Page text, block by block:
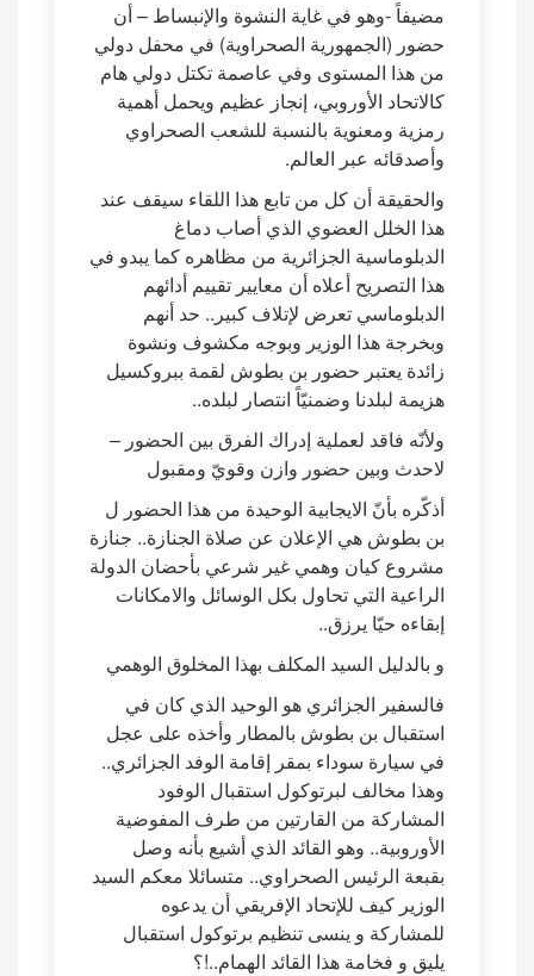
مضيفاً -وهو في غاية النشوة والإنبساط – أن
حضور (الجمهورية الصحراوية) في محفل دولي
من هذا المستوى وفي عاصمة تكتل دولي هام
كالاتحاد الأوروبي، إنجاز عظيم ويحمل أهمية
رمزية ومعنوية بالنسبة للشعب الصحراوي
وأصدقائه عبر العالم.
والحقيقة أن كل من تابع هذا اللقاء سيقف عند
هذا الخلل العضوي الذي أصاب دماغ
الدبلوماسية الجزائرية من مظاهره كما يبدو في
هذا التصريح أعلاه أن معايير تقييم أدائهم
الدبلوماسي تعرض لإتلاف كبير.. حد أنهم
وبخرجة هذا الوزير وبوجه مكشوف ونشوة
زائدة يعتبر حضور بن بطوش لقمة ببروكسيل
هزيمة لبلدنا وضمنيّاً انتصار لبلده..
ولأنّه فاقد لعملية إدراك الفرق بين الحضور –
لاحدث وبين حضور وازن وقويّ ومقبول
أذكّره بأنّ الايجابية الوحيدة من هذا الحضور ل
بن بطوش هي الإعلان عن صلاة الجنازة.. جنازة
مشروع كيان وهمي غير شرعي بأحضان الدولة
الراعية التي تحاول بكل الوسائل والامكانات
إبقاءه حيّا يرزق..
و بالدليل السيد المكلف بهذا المخلوق الوهمي
فالسفير الجزائري هو الوحيد الذي كان في
استقبال بن بطوش بالمطار وأخذه على عجل
في سيارة سوداء بمقر إقامة الوفد الجزائري..
وهذا مخالف لبرتوكول استقبال الوفود
المشاركة من القارتين من طرف المفوضية
الأوروبية.. وهو القائد الذي أشيع بأنه وصل
بقبعة الرئيس الصحراوي.. متسائلا معكم السيد
الوزير كيف للإتحاد الإفريقي أن يدعوه
للمشاركة و ينسى تنظيم برتوكول استقبال
يليق و فخامة هذا القائد الهمام..!؟